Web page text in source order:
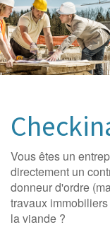
Vous êtes un
directement un
donneur d'ordre
travaux
la viande ?